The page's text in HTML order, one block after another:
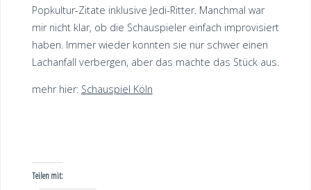
Popkultur-Zitate inklusive Jedi-Ritter. Manchmal war
mir nicht klar, ob die Schauspieler einfach improvisiert
haben. Immer wieder konnten sie nur schwer einen
Lachanfall verbergen, aber das machte das Stück aus.
mehr hier: Schauspiel Köln
Teilen mit: